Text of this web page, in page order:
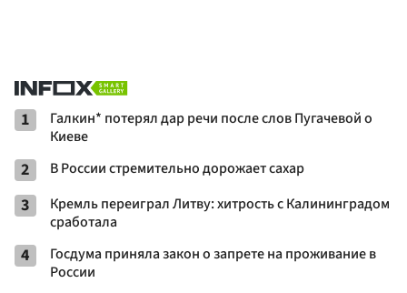
1
Галкин* потерял дар речи после слов Пугачевой о
Киеве
2 В России стремительно дорожает сахар
3
Кремль переиграл Литву: хитрость с Калининградом
сработала
4
Госдума приняла закон о запрете на проживание в
России